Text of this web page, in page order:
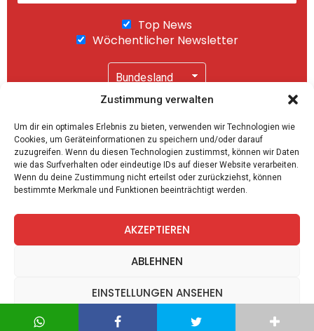
Zustimmung verwalten
Um dir ein optimales Erlebnis zu bieten, verwenden wir Technologien wie
Cookies, um Geräteinformationen zu speichern und/oder darauf
zuzugreifen. Wenn du diesen Technologien zustimmst, können wir Daten
wie das Surfverhalten oder eindeutige IDs auf dieser Website verarbeiten.
Wenn du deine Zustimmung nicht erteilst oder zurückziehst, können
bestimmte Merkmale und Funktionen beeinträchtigt werden.
AKZEPTIEREN
ABLEHNEN
EINSTELLUNGEN ANSEHEN
Datenschutz Impressum
Top News
Wöchentlicher Newsletter
"Abonnieren" akzeptierst Du unsere
Datenschutzerklärung.
twitter
Spiele Kontakt Datenschutz Impressum